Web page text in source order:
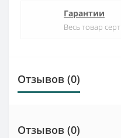
Гарантии
Весь товар
Отзывов (0)
Отзывов (0)